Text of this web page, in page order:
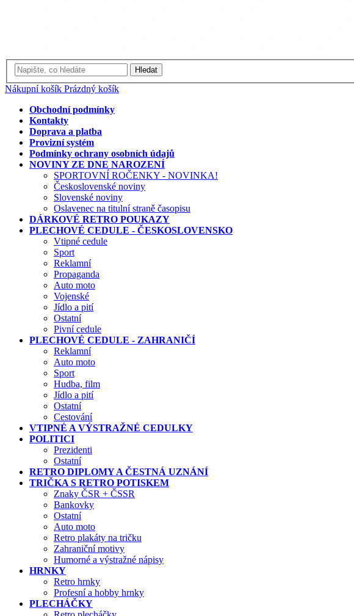
Hledat
Nákupní košík Prázdný košík
Obchodní podmínky
Kontakty
Doprava a platba
Provizní systém
Podmínky ochrany osobních údajů
NOVINY ZE DNE NAROZENÍ
SPORTOVNÍ ROČENKY - NOVINKA!
Československé noviny
Slovenské noviny
Oslavenec na titulní straně časopisu
DÁRKOVÉ RETRO POUKAZY
PLECHOVÉ CEDULE - ČESKOSLOVENSKO
Vtipné cedule
Sport
Reklamní
Propaganda
Auto moto
Vojenské
Jídlo a pití
Ostatní
Pivní cedule
PLECHOVÉ CEDULE - ZAHRANIČÍ
Reklamní
Auto moto
Sport
Hudba, film
Jídlo a pití
Ostatní
Cestování
VTIPNÉ A VÝSTRAŽNÉ CEDULKY
POLITICI
Prezidenti
Ostatní
RETRO DIPLOMY A ČESTNÁ UZNÁNÍ
TRIČKA S RETRO POTISKEM
Znaky ČSR + ČSSR
Bankovky
Ostatní
Auto moto
Retro plakáty na tričku
Zahraniční motivy
Humorné a výstražné nápisy
HRNKY
Retro hrnky
Profesní a hobby hrnky
PLECHÁČKY